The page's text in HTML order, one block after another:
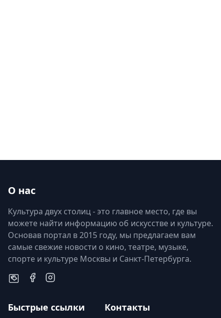
О нас
Культура двух столиц - это главное место, где вы
можете найти информацию об искусстве и культуре.
Основав портал в 2015 году, мы предлагаем вам
самые свежие новости о кино, театре, музыке,
спорте и культуре Москвы и Санкт-Петербурга.
Быстрые ссылки Контакты